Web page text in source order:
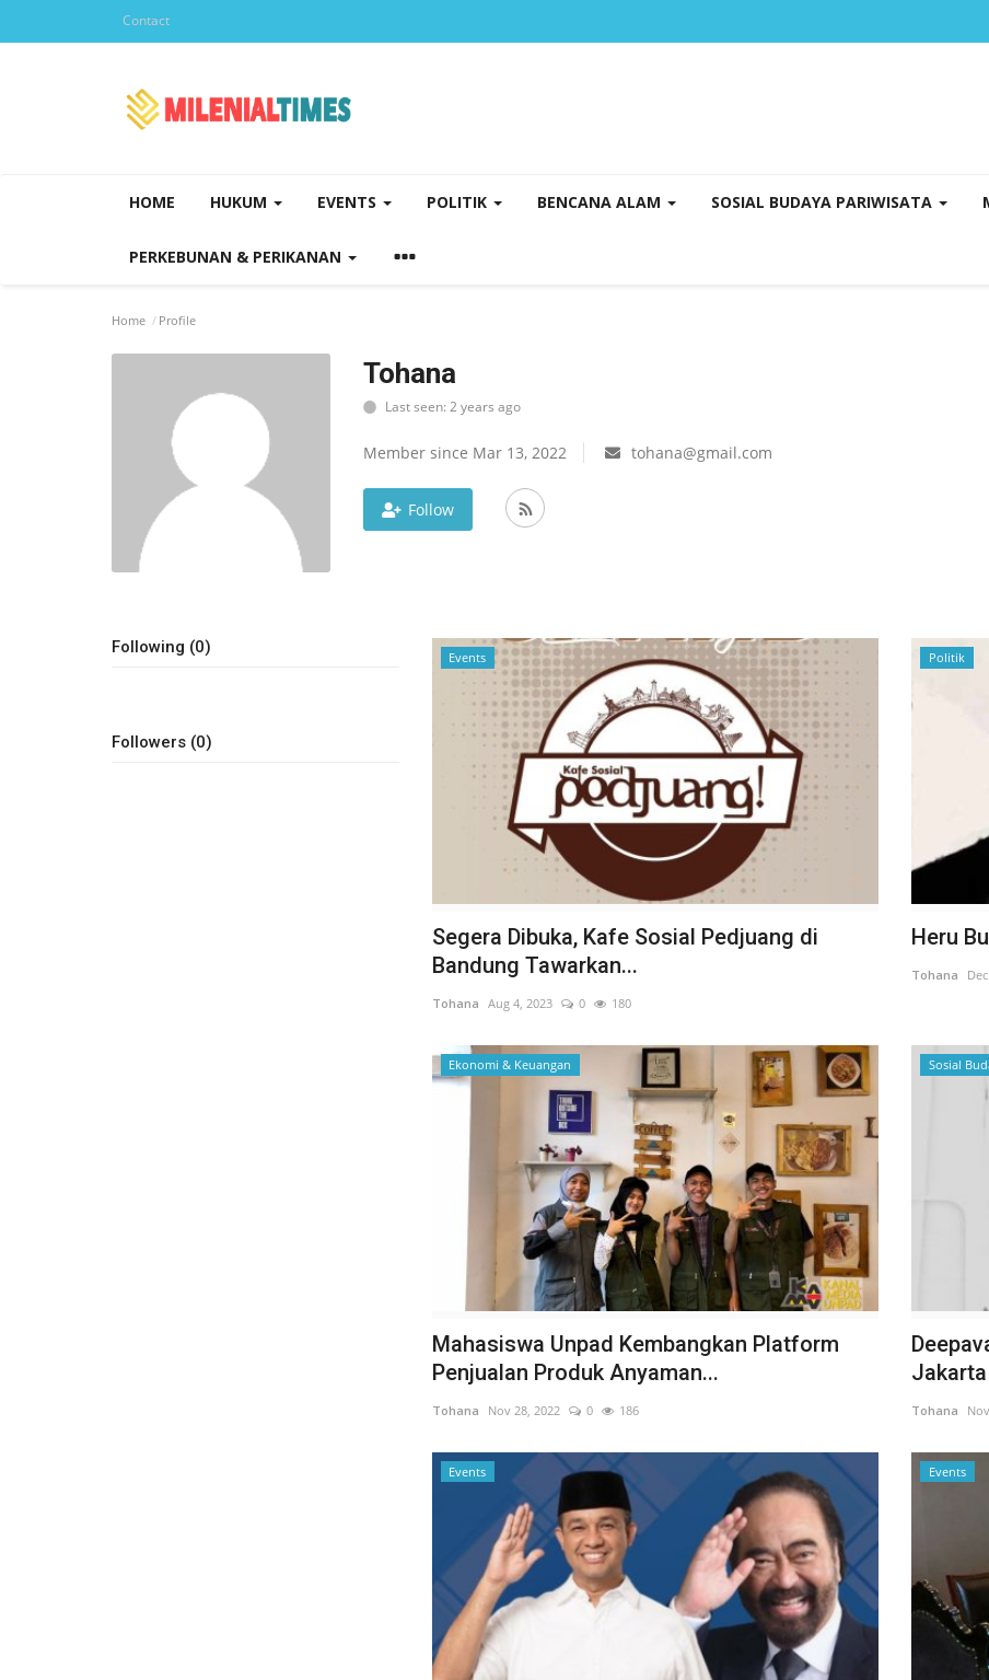
Contact
HOME HUKUM EVENTS POLITIK BENCANA ALAM SOSIAL BUDAYA PARIWISATA
PERKEBUNAN & PERIKANAN
Home Profile
Tohana
Last seen: 2 years ago
Member since Mar 13, 2022 tohana@gmail.com
Follow
Following (0)
Followers (0)
Events
Segera Dibuka, Kafe Sosial Pedjuang di
Bandung Tawarkan...
Tohana Aug 4, 2023 0 180
Politik
Heru
Tohana
Ekonomi & Keuangan
Mahasiswa Unpad Kembangkan Platform
Penjualan Produk Anyaman...
Tohana Nov 28, 2022 0 186
Sosial
Jakarta
Tohana
Events Events